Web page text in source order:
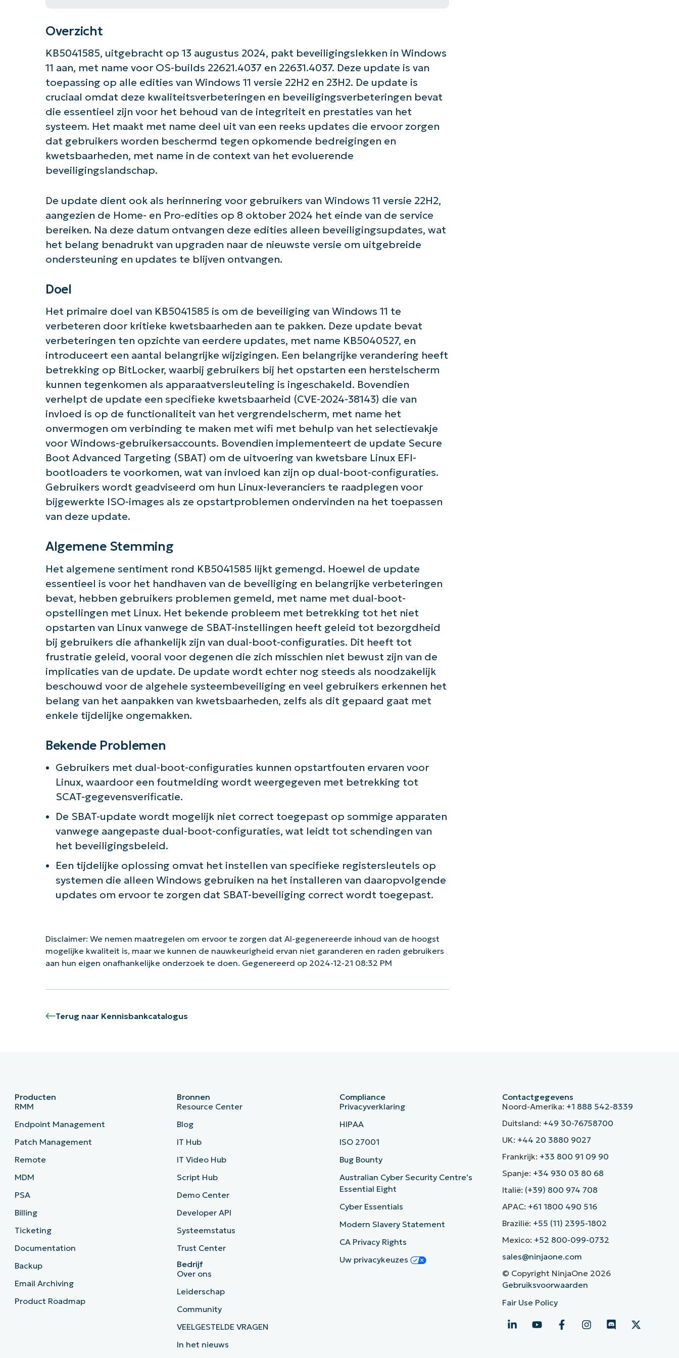
Overzicht
KB5041585, uitgebracht op 13 augustus 2024, pakt beveiligingslekken in Windows
11 aan, met name voor OS-builds 22621.4037 en 22631.4037. Deze update is van
toepassing op alle edities van Windows 11 versie 22H2 en 23H2. De update is
cruciaal omdat deze kwaliteitsverbeteringen en beveiligingsverbeteringen bevat
die essentieel zijn voor het behoud van de integriteit en prestaties van het
systeem. Het maakt met name deel uit van een reeks updates die ervoor zorgen
dat gebruikers worden beschermd tegen opkomende bedreigingen en
kwetsbaarheden, met name in de context van het evoluerende
beveiligingslandschap.
De update dient ook als herinnering voor gebruikers van Windows 11 versie 22H2,
aangezien de Home- en Pro-edities op 8 oktober 2024 het einde van de service
bereiken. Na deze datum ontvangen deze edities alleen beveiligingsupdates, wat
het belang benadrukt van upgraden naar de nieuwste versie om uitgebreide
ondersteuning en updates te blijven ontvangen.
Doel
Het primaire doel van KB5041585 is om de beveiliging van Windows 11 te
verbeteren door kritieke kwetsbaarheden aan te pakken. Deze update bevat
verbeteringen ten opzichte van eerdere updates, met name KB5040527, en
introduceert een aantal belangrijke wijzigingen. Een belangrijke verandering heeft
betrekking op BitLocker, waarbij gebruikers bij het opstarten een herstelscherm
kunnen tegenkomen als apparaatversleuteling is ingeschakeld. Bovendien
verhelpt de update een specifieke kwetsbaarheid (CVE-2024-38143) die van
invloed is op de functionaliteit van het vergrendelscherm, met name het
onvermogen om verbinding te maken met wifi met behulp van het selectievakje
voor Windows-gebruikersaccounts. Bovendien implementeert de update Secure
Boot Advanced Targeting (SBAT) om de uitvoering van kwetsbare Linux EFI-
bootloaders te voorkomen, wat van invloed kan zijn op dual-boot-configuraties.
Gebruikers wordt geadviseerd om hun Linux-leveranciers te raadplegen voor
bijgewerkte ISO-images als ze opstartproblemen ondervinden na het toepassen
van deze update.
Algemene Stemming
Het algemene sentiment rond KB5041585 lijkt gemengd. Hoewel de update
essentieel is voor het handhaven van de beveiliging en belangrijke verbeteringen
bevat, hebben gebruikers problemen gemeld, met name met dual-boot-
opstellingen met Linux. Het bekende probleem met betrekking tot het niet
opstarten van Linux vanwege de SBAT-instellingen heeft geleid tot bezorgdheid
bij gebruikers die afhankelijk zijn van dual-boot-configuraties. Dit heeft tot
frustratie geleid, vooral voor degenen die zich misschien niet bewust zijn van de
implicaties van de update. De update wordt echter nog steeds als noodzakelijk
beschouwd voor de algehele systeembeveiliging en veel gebruikers erkennen het
belang van het aanpakken van kwetsbaarheden, zelfs als dit gepaard gaat met
enkele tijdelijke ongemakken.
Bekende Problemen
Gebruikers met dual-boot-configuraties kunnen opstartfouten ervaren voor
Linux, waardoor een foutmelding wordt weergegeven met betrekking tot
SCAT-gegevensverificatie.
De SBAT-update wordt mogelijk niet correct toegepast op sommige apparaten
vanwege aangepaste dual-boot-configuraties, wat leidt tot schendingen van
het beveiligingsbeleid.
Een tijdelijke oplossing omvat het instellen van specifieke registersleutels op
systemen die alleen Windows gebruiken na het installeren van daaropvolgende
updates om ervoor te zorgen dat SBAT-beveiliging correct wordt toegepast.
Disclaimer: We nemen maatregelen om ervoor te zorgen dat AI-gegenereerde inhoud van de hoogst
mogelijke kwaliteit is, maar we kunnen de nauwkeurigheid ervan niet garanderen en raden gebruikers
aan hun eigen onafhankelijke onderzoek te doen. Gegenereerd op 2024-12-21 08:32 PM
Terug naar Kennisbankcatalogus
Aan de slag met NinjaOne AI-gestuurde KB-analyses!
First
and
last
name*
Business
Phone
number*
Producten
RMM
Endpoint Management
Patch Management
Remote
MDM
PSA
Billing
Ticketing
Documentation
Backup
Email Archiving
Product Roadmap
Bronnen
Resource Center
Blog
IT Hub
IT Video Hub
Script Hub
Demo Center
Developer API
Systeemstatus
Trust Center
Bedrijf
Over ons
Leiderschap
Community
VEELGESTELDE VRAGEN
In het nieuws
Compliance
Privacyverklaring
HIPAA
ISO 27001
Bug Bounty
Australian Cyber Security Centre’s
Essential Eight
Cyber Essentials
Modern Slavery Statement
CA Privacy Rights
Uw privacykeuzes
Contactgegevens
Noord-Amerika: +1 888 542-8339
Duitsland: +49 30-76758700
UK: +44 20 3880 9027
Frankrijk: +33 800 91 09 90
Spanje: +34 930 03 80 68
Italië: (+39) 800 974 708
APAC: +61 1800 490 516
Brazilië: +55 (11) 2395-1802
Mexico: +52 800-099-0732
sales@ninjaone.com
© Copyright NinjaOne 2026
Gebruiksvoorwaarden
Fair Use Policy